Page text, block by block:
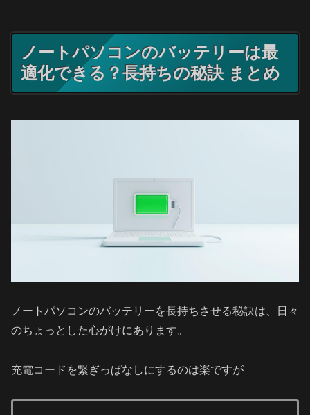
ノートパソコンのバッテリーは最
適化できる？長持ちの秘訣 まとめ
ノートパソコンのバッテリーを長持ちさせる秘訣は、日々
のちょっとした心がけにあります。
充電コードを繋ぎっぱなしにするのは楽ですが